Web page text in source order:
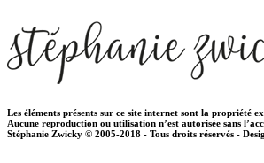
Les éléments présents sur ce site internet sont la propriété
Aucune reproduction ou utilisation n’est autorisée sans
Stéphanie Zwicky © 2005-2018 - Tous droits réservés -